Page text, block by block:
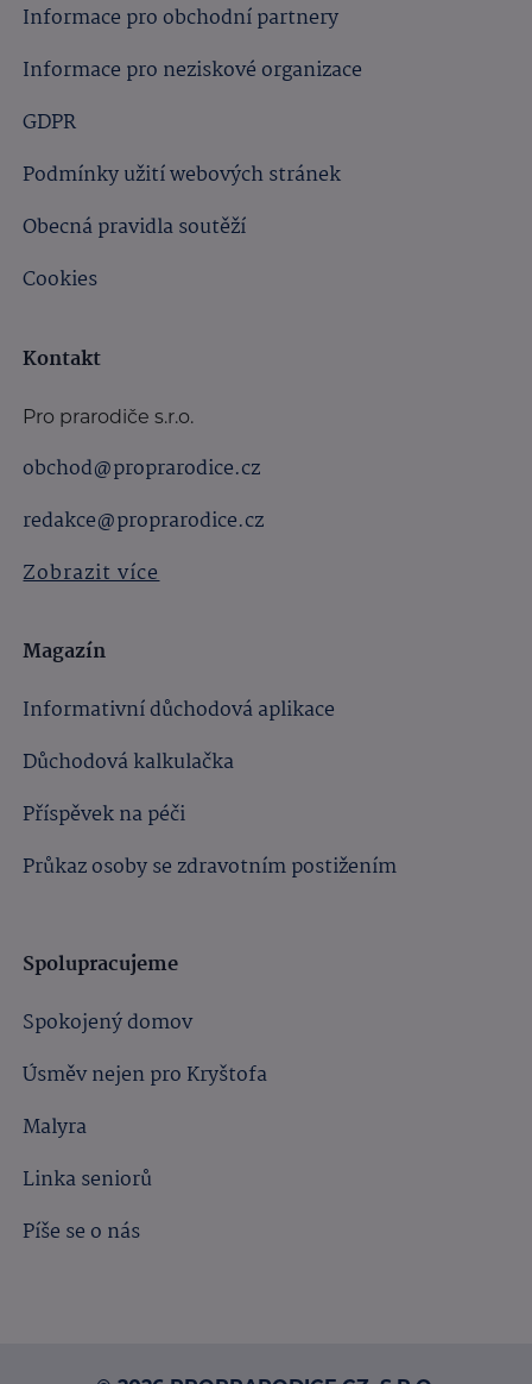
Informace pro obchodní partnery
Informace pro neziskové organizace
GDPR
Podmínky užití webových stránek
Obecná pravidla soutěží
Cookies
Kontakt
Pro prarodiče s.r.o.
obchod@proprarodice.cz
redakce@proprarodice.cz
Zobrazit více
Magazín
Informativní důchodová aplikace
Důchodová kalkulačka
Příspěvek na péči
Průkaz osoby se zdravotním postižením
Spolupracujeme
Spokojený domov
Úsměv nejen pro Kryštofa
Malyra
Linka seniorů
Píše se o nás